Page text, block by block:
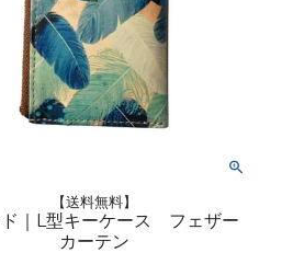
【送料無料】
｜L型キーケース フェザー
カーテン